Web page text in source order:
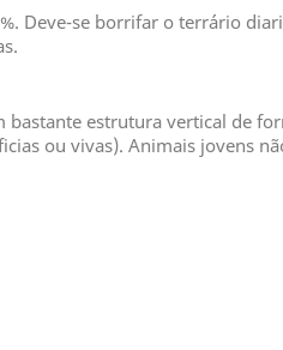
Deve-se borrifar o terrário
estrutura vertical de
ou vivas). Animais jovens